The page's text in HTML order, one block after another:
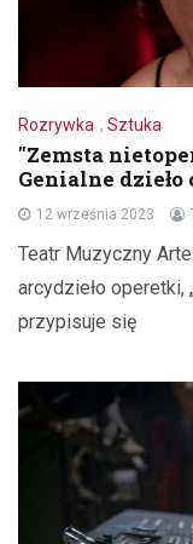
Rozrywka , Sztuka
"Zemsta
Genialne
12 września 2023
Teatr Muzyczny
arcydzieło operetki,
przypisuje się